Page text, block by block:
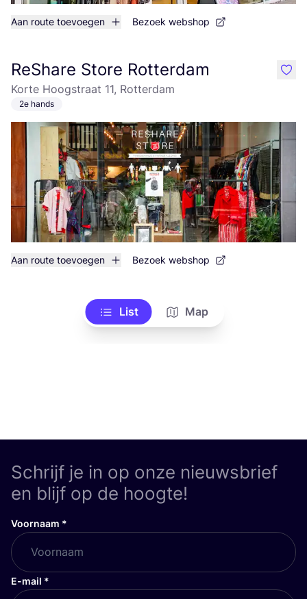
Aan route toevoegen Bezoek webshop
ReShare Store Rotterdam
Korte Hoogstraat 11, Rotterdam
2e hands
Aan route toevoegen Bezoek webshop
like
List Map
Schrijf je in op onze nieuwsbrief
en blijf op de hoogte!
Voornaam *
E-mail *